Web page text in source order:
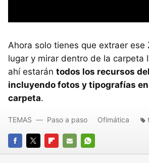
Ahora solo tienes que extraer ese
lugar y mirar dentro de la carpeta
ahí estarán todos los recursos
incluyendo fotos y tipografías
carpeta.
FACEBOOK
TWITTERFLIPBOARD
E- WHATSAPP
TEMAS Paso a paso Ofimática